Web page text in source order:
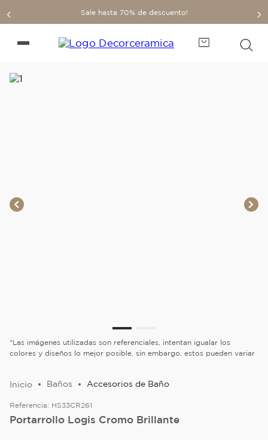
Sale hasta 70% de descuento!
*Las imágenes utilizadas son referenciales, intentan igualar los
colores y diseños lo mejor posible, sin embargo, estos pueden variar
Baños Accesorios de Baño
Referencia: HS33CR261
Portarrollo Logis Cromo Brillante